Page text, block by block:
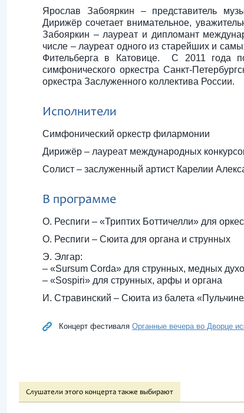
Ярослав Забояркин – представитель
Дирижёр сочетает внимательное,
Забояркин – лауреат и дипломант
числе – лауреат одного из старейших и
Фительберга в Катовице. С 2011 года
симфонического оркестра Санкт-
оркестра Заслуженного коллектива России.
Исполнители
Симфонический оркестр филармонии
Дирижёр – лауреат международных
Солист – заслуженный артист Карелии
В программе
О. Респиги – «Триптих Боттичелли» для
О. Респиги – Сюита для органа и струнных
Э. Элгар:
– «Sursum Corda» для струнных, медных
– «Sospiri» для струнных, арфы и органа
И. Стравинский – Сюита из балета
Концерт фестиваля Органные вечера во Дворце
Слушатели этого концерта также выбирают